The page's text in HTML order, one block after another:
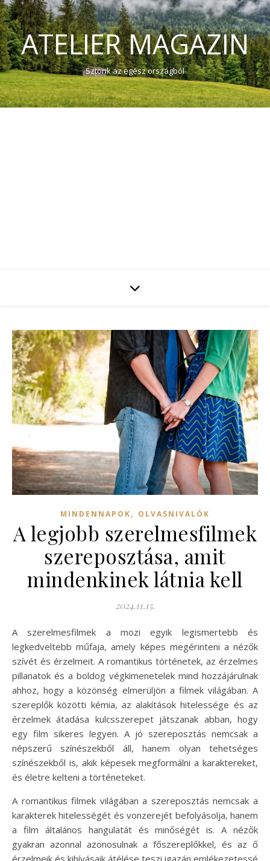
ATELIER MAGAZIN
Sztorik az egész országból
MINDENNAPOK, OLVASNIVALÓK
A legjobb szerelmesfilmek
szereposztása, amit
mindenkinek látnia kell
2024.11.15.
A szerelmesfilmek a mozi egyik legismertebb és
legkedveltebb műfaja, amely képes megérinteni a nézők
szívét és érzelmeit. A romantikus történetek, az érzelmes
pillanatok és a boldog végkimenetelek mind hozzájárulnak
ahhoz, hogy a közönség elmerüljön a filmek világában. A
szereplők közötti kémia, az alakítások hitelessége és az
érzelmek átadása kulcsszerepet játszanak abban, hogy
egy film sikeres legyen. A jó szereposztás nemcsak a
népszerű színészekből áll, hanem olyan tehetséges
színészekből is, akik képesek megformálni a karaktereket,
és életre kelteni a történeteket.
A romantikus filmek világában a szereposztás nemcsak a
karakterek hitelességét és vonzerejét befolyásolja, hanem
a film általános hangulatát és minőségét is. A nézők
gyakran azonnal azonosulnak a főszereplőkkel, és az ő